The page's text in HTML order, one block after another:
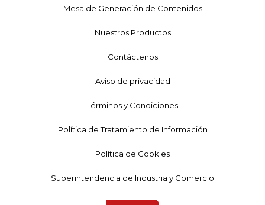
Mesa de Generación de Contenidos
Nuestros Productos
Contáctenos
Aviso de privacidad
Términos y Condiciones
Política de Tratamiento de Información
Política de Cookies
Superintendencia de Industria y Comercio